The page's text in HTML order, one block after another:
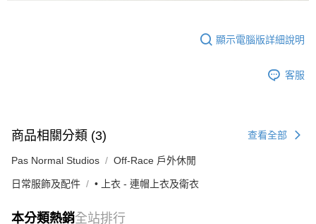
顯示電腦版詳細說明
客服
商品相關分類 (3) 查看全部
Pas Normal Studios Off-Race 戶外休閒
日常服飾及配件 • 上衣 - 連帽上衣及衛衣
本分類熱銷全站排行